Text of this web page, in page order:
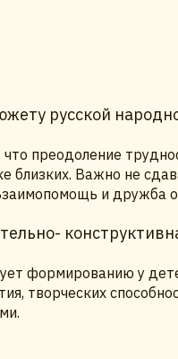
русской
что преодоление
близких. Важно не
и дружба
формированию у
творческих